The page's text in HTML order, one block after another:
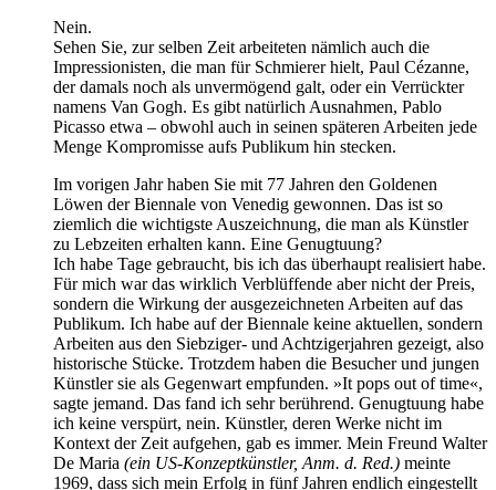
Nein.
Sehen Sie, zur selben Zeit arbeiteten nämlich auch die
Impressionisten, die man für Schmierer hielt, Paul Cézanne,
der damals noch als unvermögend galt, oder ein Verrückter
namens Van Gogh. Es gibt natürlich Ausnahmen, Pablo
Picasso etwa – obwohl auch in seinen späteren Arbeiten jede
Menge Kompromisse aufs Publikum hin stecken.
Im vorigen Jahr haben Sie mit 77 Jahren den Goldenen
Löwen der Biennale von Venedig gewonnen. Das ist so
ziemlich die wichtigste Auszeichnung, die man als Künstler
zu Lebzeiten erhalten kann. Eine Genugtuung?
Ich habe Tage gebraucht, bis ich das überhaupt realisiert habe.
Für mich war das wirklich Verblüffende aber nicht der Preis,
sondern die Wirkung der ausgezeichneten Arbeiten auf das
Publikum. Ich habe auf der Biennale keine aktuellen, sondern
Arbeiten aus den Siebziger- und Achtzigerjahren gezeigt, also
historische Stücke. Trotzdem haben die Besucher und jungen
Künstler sie als Gegenwart empfunden. »It pops out of time«,
sagte jemand. Das fand ich sehr berührend. Genugtuung habe
ich keine verspürt, nein. Künstler, deren Werke nicht im
Kontext der Zeit aufgehen, gab es immer. Mein Freund Walter
De Maria (ein US-Konzeptkünstler, Anm. d. Red.) meinte
1969, dass sich mein Erfolg in fünf Jahren endlich eingestellt